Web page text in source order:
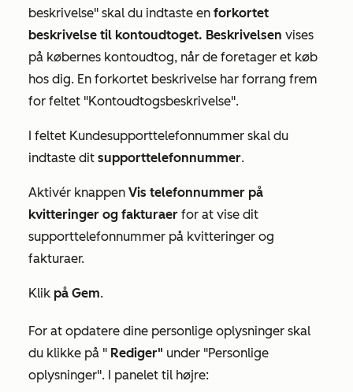
beskrivelse" skal du indtaste en forkortet
beskrivelse til kontoudtoget. Beskrivelsen vises
på købernes kontoudtog, når de foretager et køb
hos dig. En forkortet beskrivelse har forrang frem
for feltet "Kontoudtogsbeskrivelse".
I feltet Kundesupporttelefonnummer skal du
indtaste dit supporttelefonnummer.
Aktivér knappen Vis telefonnummer på
kvitteringer og fakturaer for at vise dit
supporttelefonnummer på kvitteringer og
fakturaer.
Klik på Gem.
For at opdatere dine personlige oplysninger skal
du klikke på " Rediger" under "Personlige
oplysninger". I panelet til højre: